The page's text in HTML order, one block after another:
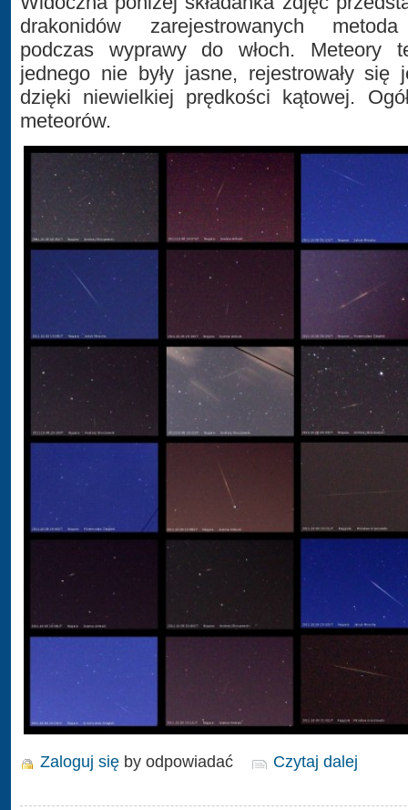
drakonidów zarejestrowanych
podczas wyprawy do włoch. Meteory
jednego nie były jasne, rejestrowały się
dzięki niewielkiej prędkości kątowej.
meteorów.
Zaloguj się by odpowiadać Czytaj dalej